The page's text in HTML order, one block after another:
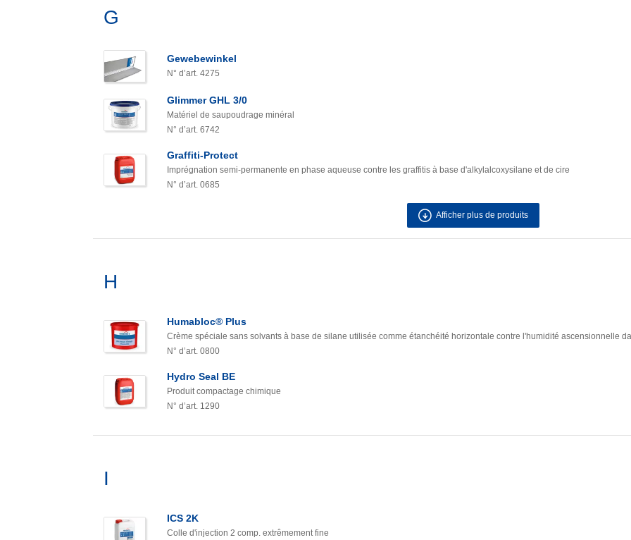
G
Gewebewinkel
N° d’art. 4275
Glimmer GHL 3/0
Matériel de saupoudrage minéral
N° d’art. 6742
Graffiti-Protect
Imprégnation semi-permanente en phase aqueuse contre les graffitis à base d'alkylalcoxysilane et de cire
N° d’art. 0685
Afficher plus de produits
H
Humabloc® Plus
Crème spéciale sans solvants à base de silane utilisée comme étanchéité horizontale contre l'humidité ascensionnelle
N° d’art. 0800
Hydro Seal BE
Produit compactage chimique
N° d’art. 1290
I
ICS 2K
Colle d'injection 2 comp. extrêmement fine